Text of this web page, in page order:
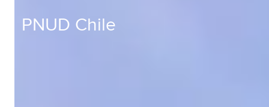
PNUD Chile